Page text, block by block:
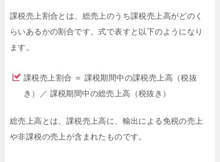
課税売上割合とは、総売上のうち課税売上高がどのく
らいあるかの割合です。式で表すと以下のようになり
ます。
課税売上割合 ＝ 課税期間中の課税売上高（税抜
き）／ 課税期間中の総売上高（税抜き）
総売上高とは、課税売上高に、輸出による免税の売上
や非課税の売上が含まれたものです。